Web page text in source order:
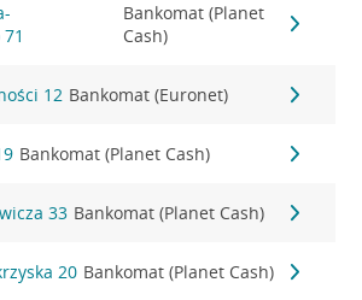
Bankomat (Planet
Cash)
12 Bankomat (Euronet)
Bankomat (Planet Cash)
33 Bankomat (Planet Cash)
20 Bankomat (Planet Cash)